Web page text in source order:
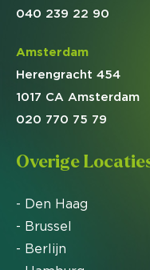
040 239 22 90
Amsterdam
Herengracht 454
1017 CA Amsterdam
020 770 75 79
Overige
- Den Haag
- Brussel
- Berlijn